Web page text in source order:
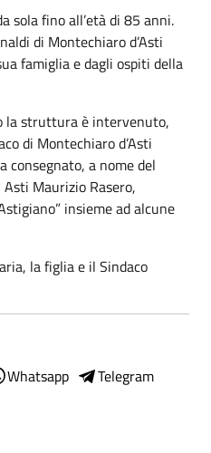
sola fino all’età di 85 anni.
di Montechiaro d’Asti
famiglia e dagli ospiti della
la struttura è intervenuto,
di Montechiaro d’Asti
consegnato, a nome del
Maurizio Rasero,
insieme ad alcune
la figlia e il Sindaco
Whatsapp
Telegram